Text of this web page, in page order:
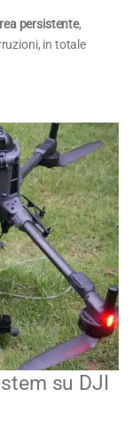
persistente,
in totale
su DJI